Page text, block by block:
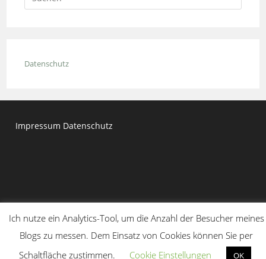
Datenschutz
Impressum Datenschutz
Copyright 2020 - Dr. Moritz Kirchner
Ich nutze ein Analytics-Tool, um die Anzahl der Besucher meines
Blogs zu messen. Dem Einsatz von Cookies können Sie per
Schaltfläche zustimmen.
Cookie Einstellungen OK